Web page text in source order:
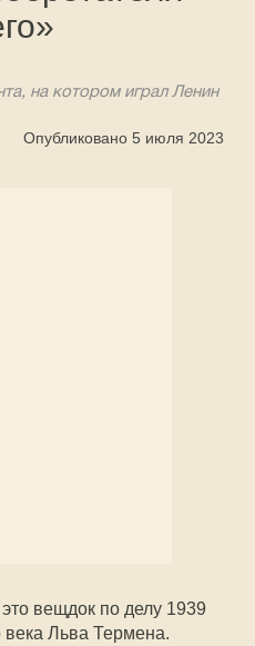
на котором играл Ленин
Опубликовано 5 июля 2023
вещдок по делу 1939
века Льва Термена.